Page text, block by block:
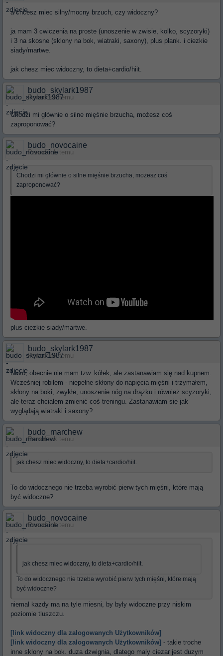
a chcesz miec silny/mocny brzuch, czy widoczny?
ja mam 3 cwiczenia na proste (unoszenie w zwisie, kolko, scyzoryki)
i 3 na skosne (sklony na bok, wiatraki, saxony), plus plank. i ciezkie
siady/martwe.
jak chesz miec widoczny, to dieta+cardio/hiit.
budo_skylark1987
Ponad rok temu
Chodzi mi głównie o silne mięśnie brzucha, możesz coś
zaproponować?
budo_novocaine
Ponad rok temu
Chodzi mi głównie o silne mięśnie brzucha, możesz coś
zaproponować?
plus ciezkie siady/martwe.
budo_skylark1987
Ponad rok temu
Novo, obecnie nie mam tzw. kółek, ale zastanawiam się nad kupnem.
Wcześniej robiłem - niepełne skłony do napięcia mięśni i trzymałem,
skłony na boki, zwykłe, unoszenie nóg na drążku i również scyzoryki,
ale teraz chciałem zmienić coś treningu. Zastanawiam się jak
wyglądają wiatraki i saxony?
budo_marchew
Ponad rok temu
jak chesz miec widoczny, to dieta+cardio/hiit.
To do widocznego nie trzeba wyrobić pierw tych mięśni, które mają
być widoczne?
budo_novocaine
Ponad rok temu
jak chesz miec widoczny, to dieta+cardio/hiit.
To do widocznego nie trzeba wyrobić pierw tych mięśni, które mają
być widoczne?
niemal kazdy ma na tyle miesni, by byly widoczne przy niskim
poziomie tluszczu.
[link widoczny dla zalogowanych Użytkowników]
[link widoczny dla zalogowanych Użytkowników] - takie troche
inne sklony na bok. duza dzwignia, dlatego maly ciezar jest duzym